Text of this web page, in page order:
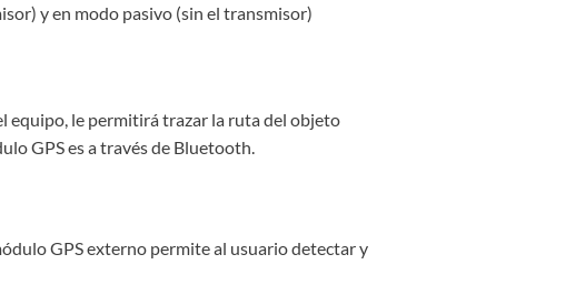
y en modo pasivo (sin el transmisor)
equipo, le permitirá trazar la ruta del objeto
GPS es a través de Bluetooth.
GPS externo permite al usuario detectar y